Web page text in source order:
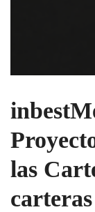
las